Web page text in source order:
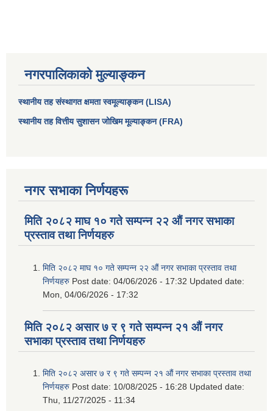
नगरपालिकाको मुल्याङ्कन
स्थानीय तह संस्थागत क्षमता स्वमूल्याङ्कन (LISA)
स्थानीय तह वित्तीय सुशासन जोखिम मूल्याङ्कन (FRA)
नगर सभाका निर्णयहरू
मिति २०८२ माघ १० गते सम्पन्न २२ औं नगर सभाका
प्रस्ताव तथा निर्णयहरु
मिति २०८२ माघ १० गते सम्पन्न २२ औं नगर सभाका प्रस्ताव तथा
निर्णयहरु Post date: 04/06/2026 - 17:32 Updated date:
Mon, 04/06/2026 - 17:32
मिति २०८२ असार ७ र ९ गते सम्पन्न २१ औं नगर
सभाका प्रस्ताव तथा निर्णयहरु
मिति २०८२ असार ७ र ९ गते सम्पन्न २१ औं नगर सभाका प्रस्ताव तथा
निर्णयहरु Post date: 10/08/2025 - 16:28 Updated date:
Thu, 11/27/2025 - 11:34